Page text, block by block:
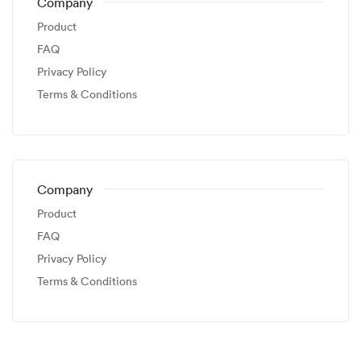
Product
FAQ
Privacy Policy
Terms & Conditions
Company
Product
FAQ
Privacy Policy
Terms & Conditions